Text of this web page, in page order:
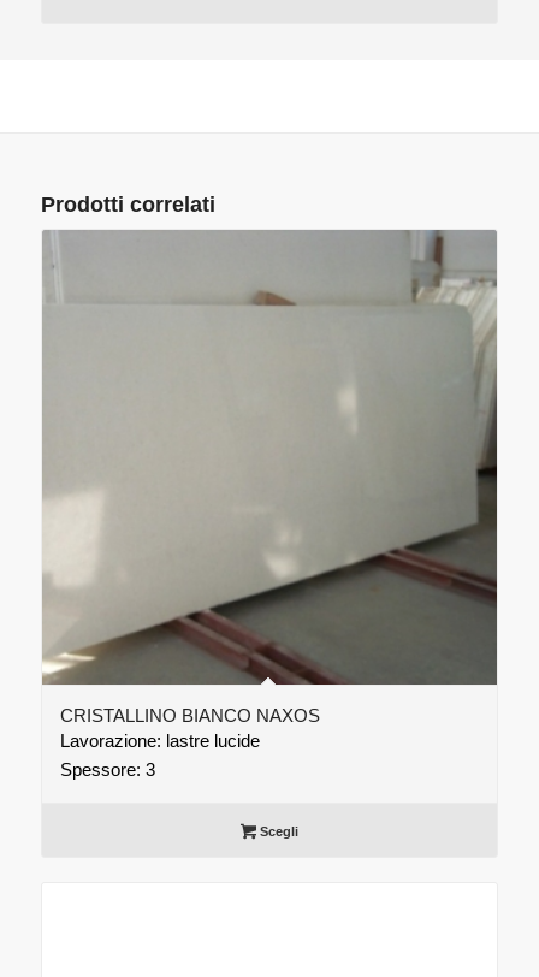
Prodotti correlati
CRISTALLINO BIANCO NAXOS
Lavorazione: lastre lucide
Spessore: 3
Scegli